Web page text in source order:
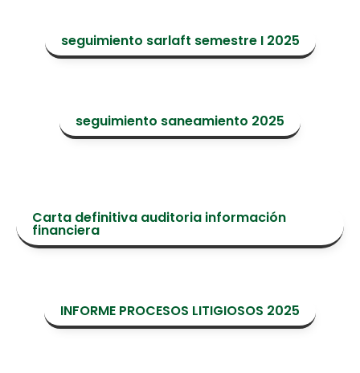
seguimiento sarlaft semestre I 2025
seguimiento saneamiento 2025
Carta definitiva auditoria información
financiera
INFORME PROCESOS LITIGIOSOS 2025